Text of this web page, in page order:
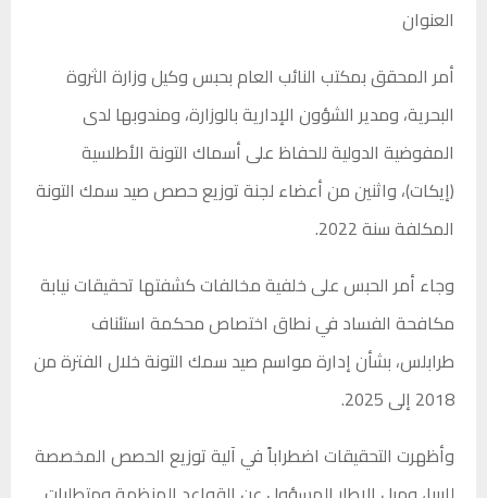
العنوان
أمر المحقق بمكتب النائب العام بحبس وكيل وزارة الثروة
البحرية، ومدير الشؤون الإدارية بالوزارة، ومندوبها لدى
المفوضية الدولية للحفاظ على أسماك التونة الأطلسية
(إيكات)، واثنين من أعضاء لجنة توزيع حصص صيد سمك التونة
المكلفة سنة 2022.
وجاء أمر الحبس على خلفية مخالفات كشفتها تحقيقات نيابة
مكافحة الفساد في نطاق اختصاص محكمة استئناف
طرابلس، بشأن إدارة مواسم صيد سمك التونة خلال الفترة من
2018 إلى 2025.
وأظهرت التحقيقات اضطراباً في آلية توزيع الحصص المخصصة